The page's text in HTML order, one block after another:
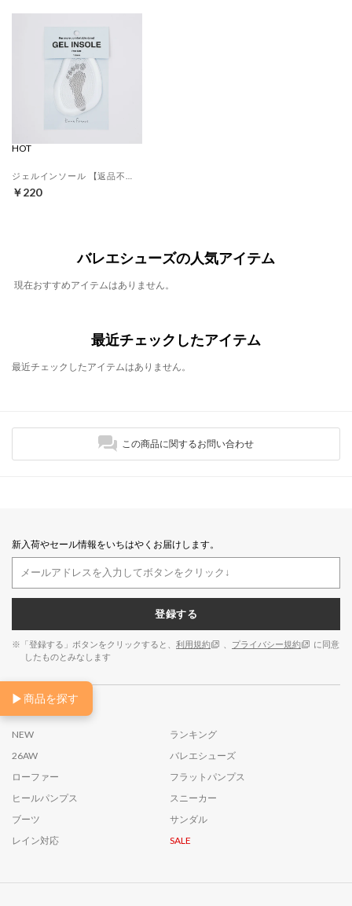
▶商品を探す
HOT
￥220
バレエシューズの人気アイテム
現在おすすめアイテムはありません。
最近チェックしたアイテム
最近チェックしたアイテムはありません。
この商品に関するお問い合わせ
新入荷やセール情報をいちはやくお届けします。
登録する
※「登録する」ボタンをクリックすると、 利用規約 プライバシー規約
に同意
したものとみなします
NEW
ランキング
26AW
バレエシューズ
ローファー
フラットパンプス
ヒールパンプス
スニーカー
ブーツ
サンダル
レイン対応
SALE